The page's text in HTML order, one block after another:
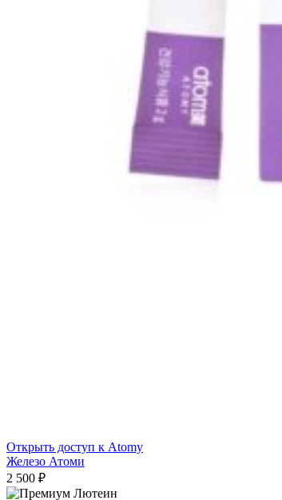
Открыть доступ к Atomy
Железо Атоми
2 500 ₽